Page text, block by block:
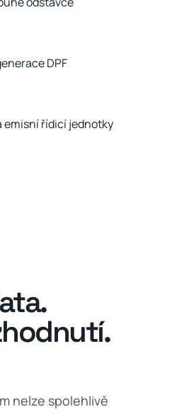
DPF
emisní řídicí jednotky
nelze spolehlivě